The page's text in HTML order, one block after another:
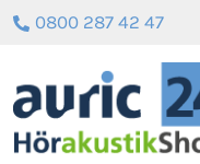
0800 287 42 47